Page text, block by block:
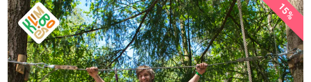
15%